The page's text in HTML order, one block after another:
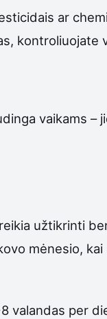
ar
kontroliuojate
vaikams –
užtikrinti
mėnesio,
valandas per